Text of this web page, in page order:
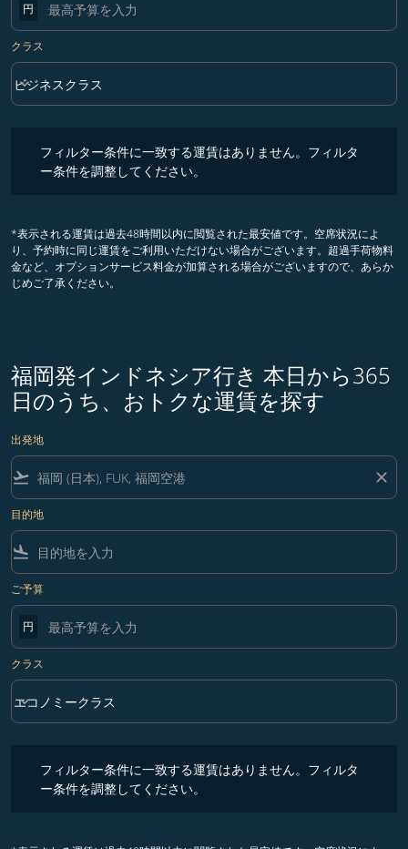
円
クラス
クラス option ビジネスクラス Selected
ビジネスクラス
keyboard_arrow_down
フィルター条件に一致する運賃はありません。フィルタ
ー条件を調整してください。
*表示される運賃は過去48時間以内に閲覧された最安値です。空席状況によ
り、予約時に同じ運賃をご利用いただけない場合がございます。超過手荷物料
金など、オプションサービス料金が加算される場合がございますので、あらか
じめご了承ください。
福岡発インドネシア行き 本日から365
日のうち、おトクな運賃を探す
出発地
flight_takeoff close
目的地
flight_land
ご予算
円
クラス
クラス option エコノミークラス Selected
エコノミークラス
keyboard_arrow_down
フィルター条件に一致する運賃はありません。フィルタ
ー条件を調整してください。